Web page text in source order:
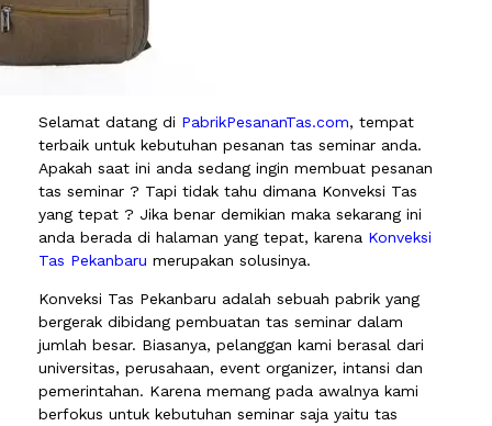
Selamat datang di PabrikPesananTas.com, tempat
terbaik untuk kebutuhan pesanan tas seminar anda.
Apakah saat ini anda sedang ingin membuat pesanan
tas seminar ? Tapi tidak tahu dimana Konveksi Tas
yang tepat ? Jika benar demikian maka sekarang ini
anda berada di halaman yang tepat, karena Konveksi
Tas Pekanbaru merupakan solusinya.
Konveksi Tas Pekanbaru adalah sebuah pabrik yang
bergerak dibidang pembuatan tas seminar dalam
jumlah besar. Biasanya, pelanggan kami berasal dari
universitas, perusahaan, event organizer, intansi dan
pemerintahan. Karena memang pada awalnya kami
berfokus untuk kebutuhan seminar saja yaitu tas